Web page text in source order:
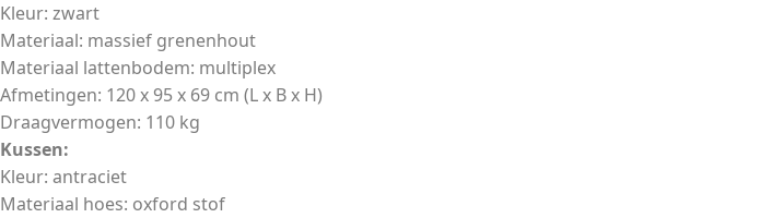
Kleur: zwart
Materiaal: massief grenenhout
Materiaal lattenbodem: multiplex
Afmetingen: 120 x 95 x 69 cm (L x B x H)
Draagvermogen: 110 kg
Kussen:
Kleur: antraciet
Materiaal hoes: oxford stof